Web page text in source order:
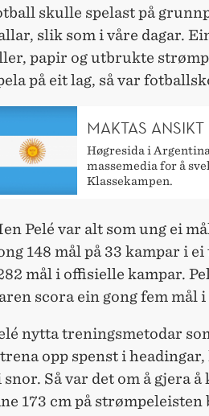
skulle spelast på
slik som i våre dagar.
papir og utbrukte
på eit lag, så var
MAKTAS ANSIKT
Høgresida i
massemedia for å
Klassekampen.
Pelé var alt som ung ei
148 mål på 33 kampar i
mål i offisielle kampar.
scora ein gong fem mål
nytta treningsmetodar
opp spenst i
snor. Så var det om å gjera
173 cm på